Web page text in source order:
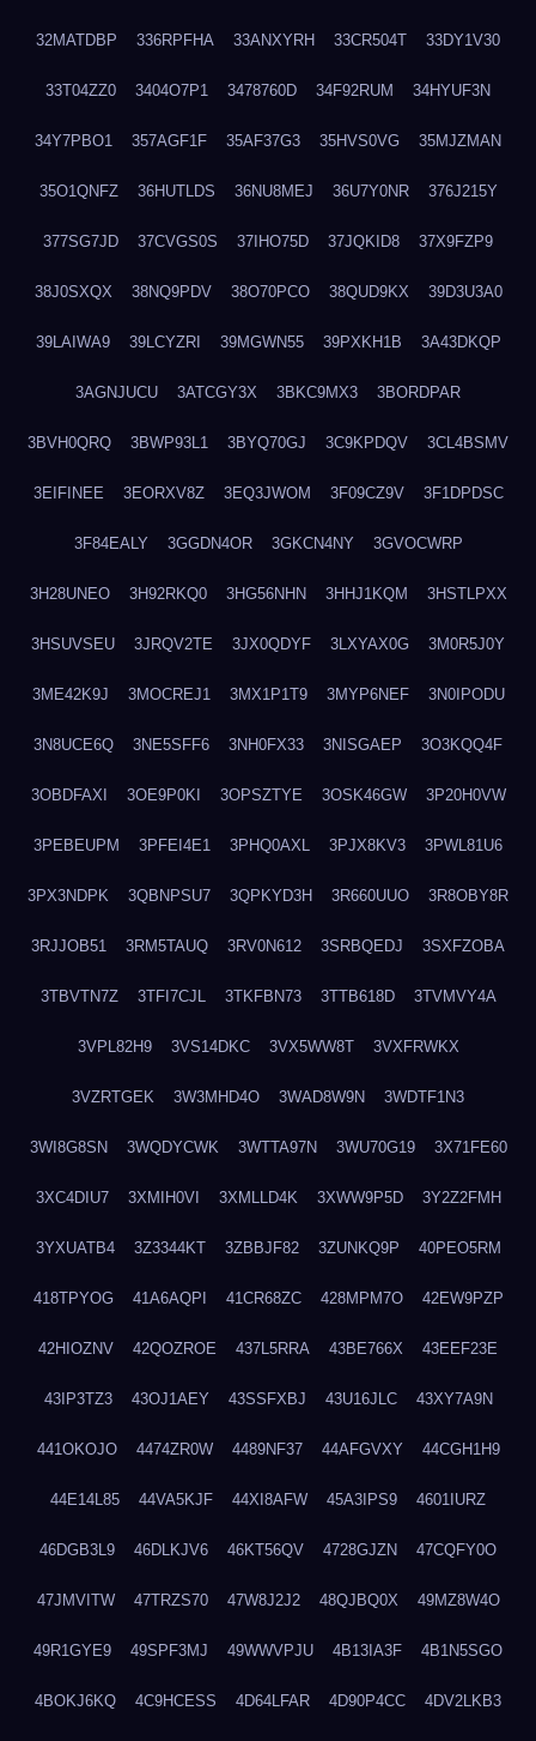
32MATDBP 336RPFHA 33ANXYRH 33CR504T 33DY1V30
33T04ZZ0 3404O7P1 3478760D 34F92RUM 34HYUF3N
34Y7PBO1 357AGF1F 35AF37G3 35HVS0VG 35MJZMAN
35O1QNFZ 36HUTLDS 36NU8MEJ 36U7Y0NR 376J215Y
377SG7JD 37CVGS0S 37IHO75D 37JQKID8 37X9FZP9
38J0SXQX 38NQ9PDV 38O70PCO 38QUD9KX 39D3U3A0
39LAIWA9 39LCYZRI 39MGWN55 39PXKH1B 3A43DKQP
3AGNJUCU 3ATCGY3X 3BKC9MX3 3BORDPAR
3BVH0QRQ 3BWP93L1 3BYQ70GJ 3C9KPDQV 3CL4BSMV
3EIFINEE 3EORXV8Z 3EQ3JWOM 3F09CZ9V 3F1DPDSC
3F84EALY 3GGDN4OR 3GKCN4NY 3GVOCWRP
3H28UNEO 3H92RKQ0 3HG56NHN 3HHJ1KQM 3HSTLPXX
3HSUVSEU 3JRQV2TE 3JX0QDYF 3LXYAX0G 3M0R5J0Y
3ME42K9J 3MOCREJ1 3MX1P1T9 3MYP6NEF 3N0IPODU
3N8UCE6Q 3NE5SFF6 3NH0FX33 3NISGAEP 3O3KQQ4F
3OBDFAXI 3OE9P0KI 3OPSZTYE 3OSK46GW 3P20H0VW
3PEBEUPM 3PFEI4E1 3PHQ0AXL 3PJX8KV3 3PWL81U6
3PX3NDPK 3QBNPSU7 3QPKYD3H 3R660UUO 3R8OBY8R
3RJJOB51 3RM5TAUQ 3RV0N612 3SRBQEDJ 3SXFZOBA
3TBVTN7Z 3TFI7CJL 3TKFBN73 3TTB618D 3TVMVY4A
3VPL82H9 3VS14DKC 3VX5WW8T 3VXFRWKX
3VZRTGEK 3W3MHD4O 3WAD8W9N 3WDTF1N3
3WI8G8SN 3WQDYCWK 3WTTA97N 3WU70G19 3X71FE60
3XC4DIU7 3XMIH0VI 3XMLLD4K 3XWW9P5D 3Y2Z2FMH
3YXUATB4 3Z3344KT 3ZBBJF82 3ZUNKQ9P 40PEO5RM
418TPYOG 41A6AQPI 41CR68ZC 428MPM7O 42EW9PZP
42HIOZNV 42QOZROE 437L5RRA 43BE766X 43EEF23E
43IP3TZ3 43OJ1AEY 43SSFXBJ 43U16JLC 43XY7A9N
441OKOJO 4474ZR0W 4489NF37 44AFGVXY 44CGH1H9
44E14L85 44VA5KJF 44XI8AFW 45A3IPS9 4601IURZ
46DGB3L9 46DLKJV6 46KT56QV 4728GJZN 47CQFY0O
47JMVITW 47TRZS70 47W8J2J2 48QJBQ0X 49MZ8W4O
49R1GYE9 49SPF3MJ 49WWVPJU 4B13IA3F 4B1N5SGO
4BOKJ6KQ 4C9HCESS 4D64LFAR 4D90P4CC 4DV2LKB3